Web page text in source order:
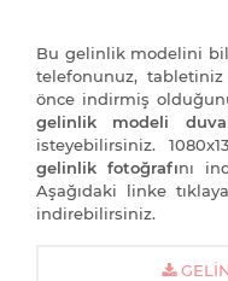
Bu gelinlik modelini
telefonunuz,
önce indirmiş
gelinlik modeli
isteyebilirsiniz.
gelinlik fotoğrafını
Aşağıdaki linke
indirebilirsiniz.